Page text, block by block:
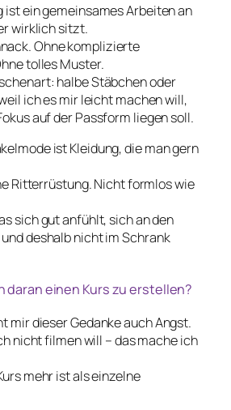
ist ein gemeinsames Arbeiten an
wirklich sitzt.
Ohne komplizierte
tolles Muster.
halbe Stäbchen oder
ich es mir leicht machen will,
auf der Passform liegen soll.
ist Kleidung, die man gern
Ritterrüstung. Nicht formlos wie
sich gut anfühlt, sich an den
deshalb nicht im Schrank
daran einen Kurs zu erstellen?
mir dieser Gedanke auch Angst.
nicht filmen will – das mache ich
mehr ist als einzelne